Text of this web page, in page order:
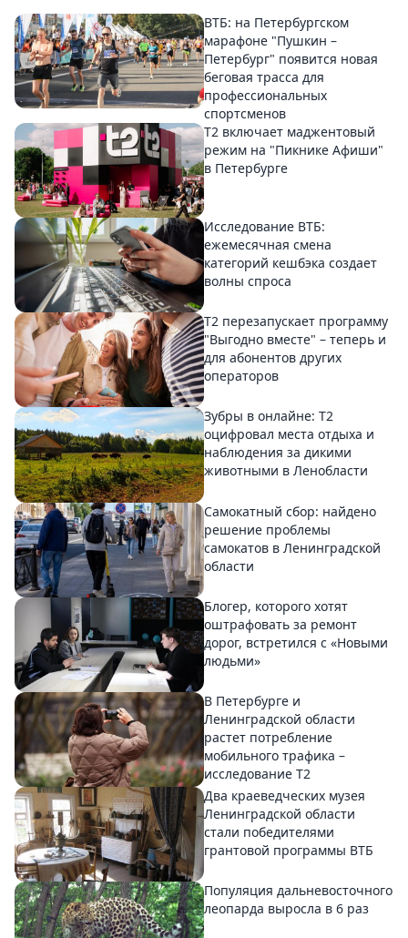
ВТБ: на Петербургском
марафоне "Пушкин –
Петербург" появится новая
беговая трасса для
профессиональных
спортсменов
Т2 включает маджентовый
режим на "Пикнике Афиши"
в Петербурге
Исследование ВТБ:
ежемесячная смена
категорий кешбэка создает
волны спроса
Т2 перезапускает программу
"Выгодно вместе" – теперь и
для абонентов других
операторов
Зубры в онлайне: Т2
оцифровал места отдыха и
наблюдения за дикими
животными в Ленобласти
Самокатный сбор: найдено
решение проблемы
самокатов в Ленинградской
области
Блогер, которого хотят
оштрафовать за ремонт
дорог, встретился с «Новыми
людьми»
В Петербурге и
Ленинградской области
растет потребление
мобильного трафика –
исследование T2
Два краеведческих музея
Ленинградской области
стали победителями
грантовой программы ВТБ
Популяция дальневосточного
леопарда выросла в 6 раз